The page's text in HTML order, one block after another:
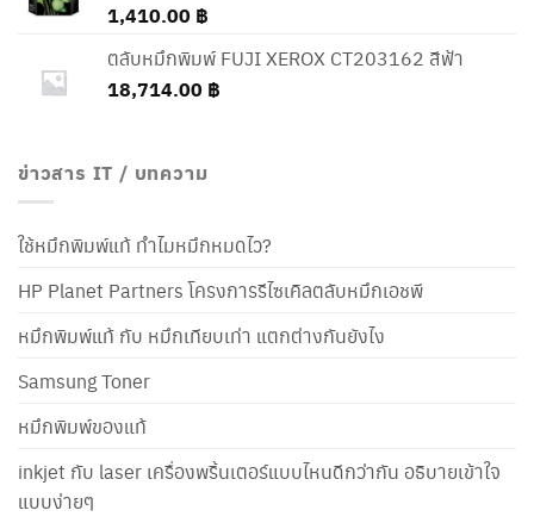
1,410.00 ฿
ตลับหมึกพิมพ์ FUJI XEROX CT203162 สีฟ้า
18,714.00 ฿
ข่าวสาร IT / บทความ
ใช้หมึกพิมพ์แท้ ทำไมหมึกหมดไว?
HP Planet Partners โครงการรีไซเคิลตลับหมึกเอชพี
หมึกพิมพ์แท้ กับ หมึกเทียบเท่า แตกต่างกันยังไง
Samsung Toner
หมึกพิมพ์ของแท้
inkjet กับ laser เครื่องพริ้นเตอร์แบบไหนดีกว่ากัน อธิบายเข้าใจ
แบบง่ายๆ